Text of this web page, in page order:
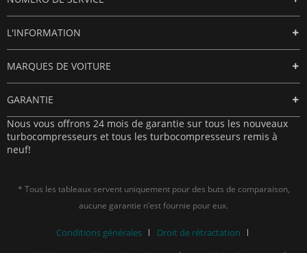
L'INFORMATION
MARQUES DE VOITURE
GARANTIE
Nous vous offrons 24 mois de garantie sur tous les nouveaux
turbocompresseurs et tous les turbocompresseurs remis à
neuf!
* Tous les tableaux servent uniquement pour des buts de comparaison,
aucune garantie n’est fournie pour eux.
Conditions générales
Droit de rétractation